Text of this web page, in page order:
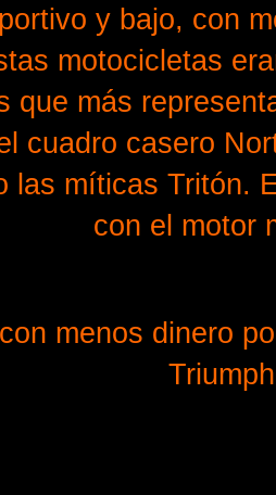
y bajo, con
motocicletas
que más
cuadro casero
las míticas Tritón.
con el motor
menos dinero